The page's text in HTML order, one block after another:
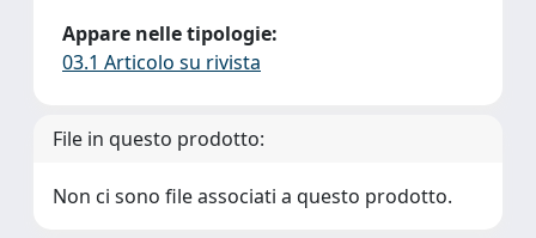
Appare nelle tipologie:
03.1 Articolo su rivista
File in questo prodotto:
Non ci sono file associati a questo prodotto.